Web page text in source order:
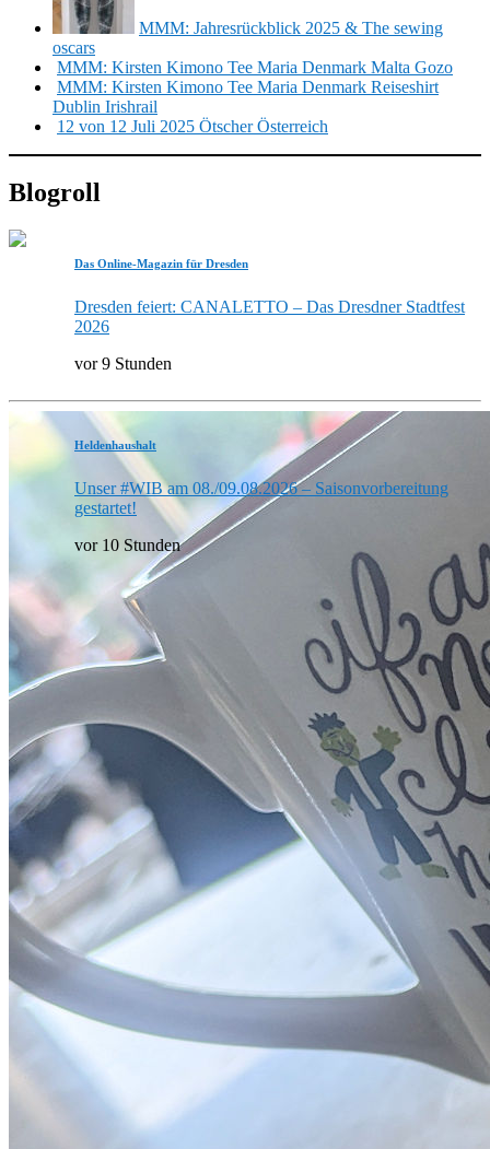
MMM: Jahresrückblick 2025 & The sewing
oscars
MMM: Kirsten Kimono Tee Maria Denmark Malta Gozo
MMM: Kirsten Kimono Tee Maria Denmark Reiseshirt
Dublin Irishrail
12 von 12 Juli 2025 Ötscher Österreich
Blogroll
Das Online-Magazin für Dresden
Dresden feiert: CANALETTO – Das Dresdner Stadtfest
2026
vor 9 Stunden
Heldenhaushalt
Unser #WIB am 08./09.08.2026 – Saisonvorbereitung
gestartet!
vor 10 Stunden